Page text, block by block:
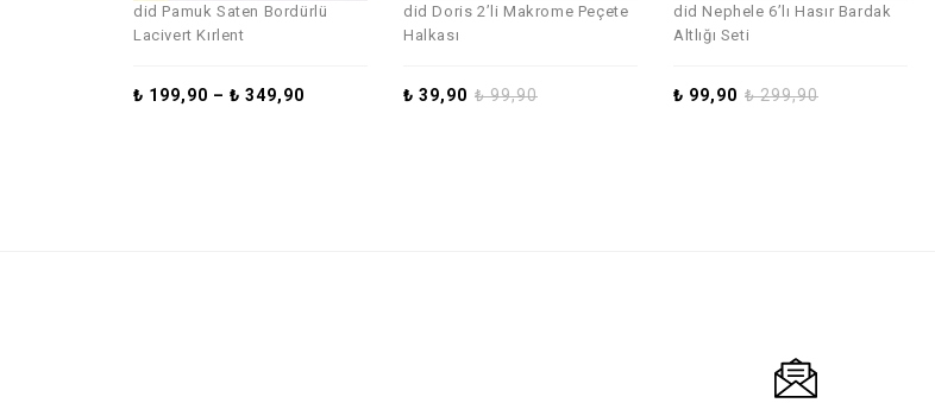
did Pamuk Saten Bordürlü
Lacivert Kırlent
₺ 199,90 – ₺ 349,90
did Doris 2’li Makrome Peçete
Halkası
₺99,90
₺ 39,90
did Nephele 6’lı Hasır Bardak
Altlığı Seti
₺299,90
₺ 99,90